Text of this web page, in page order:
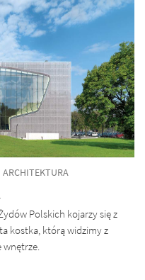
ARCHITEKTURA
Polskich kojarzy się z
kostka, którą widzimy z
wnętrze.